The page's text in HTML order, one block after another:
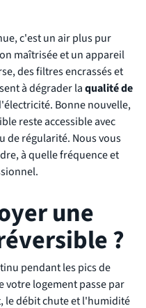
c'est un air plus pur
maîtrisée et un appareil
des filtres encrassés et
à dégrader laqualité de
Bonne nouvelle,
reste accessible avec
de régularité. Nous vous
à quelle fréquence et
une
?
pendant les pics de
logement passe par
le débit chute et l'humidité